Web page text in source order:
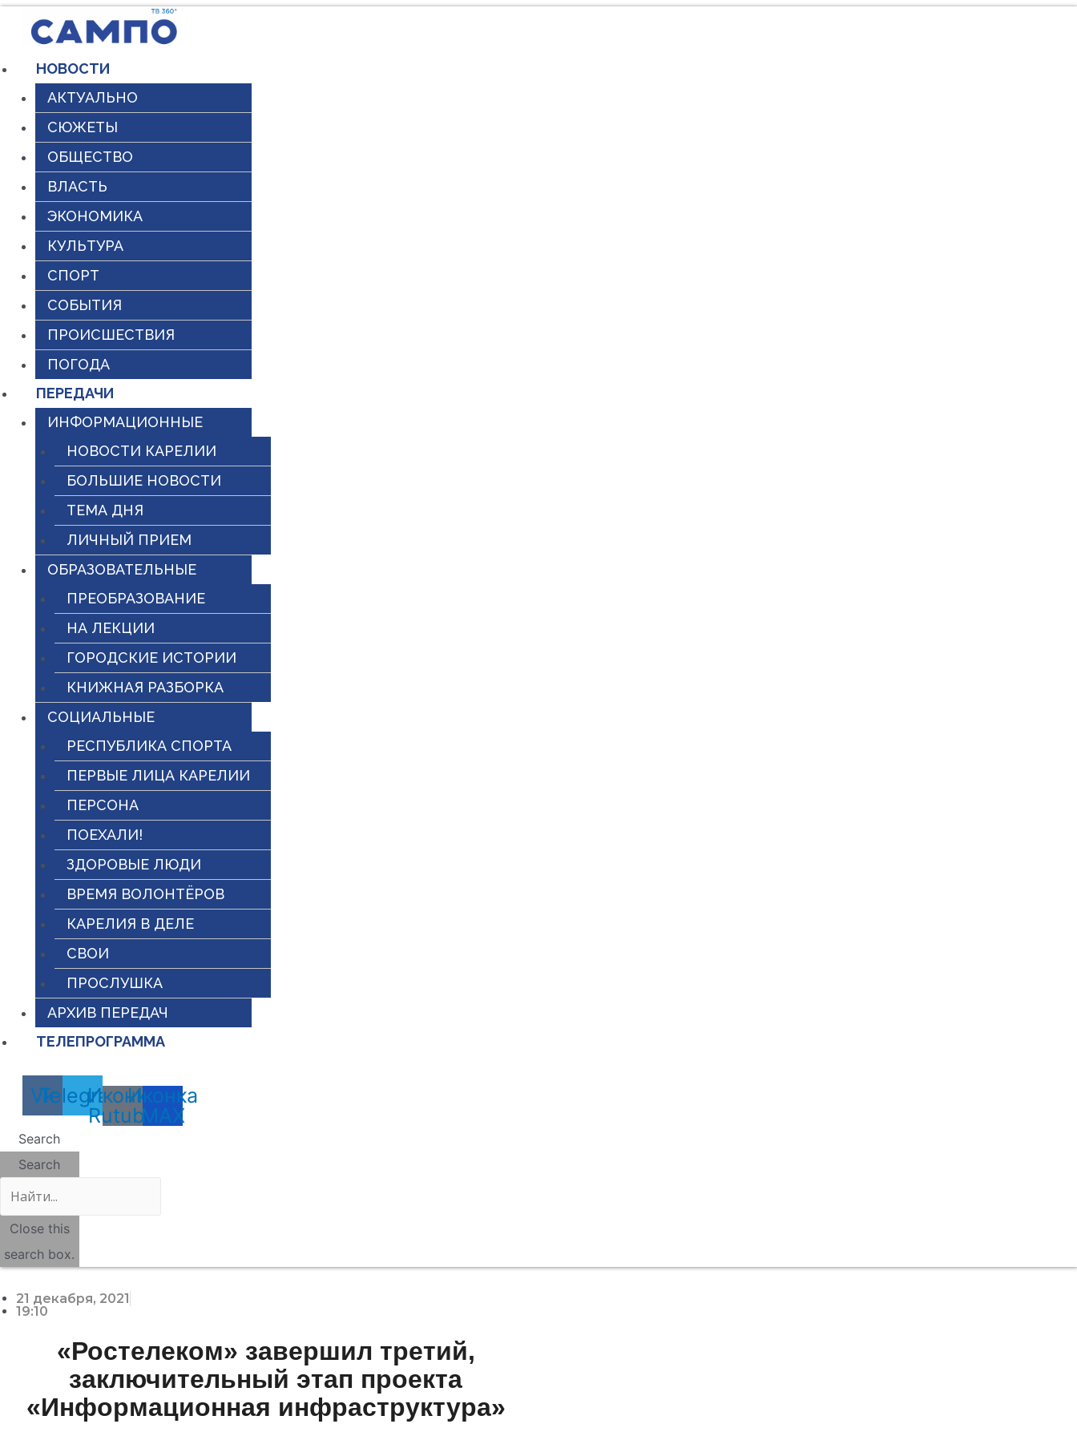
Перейти
содержимому
НОВОСТИ
АКТУАЛЬНО
СЮЖЕТЫ
ОБЩЕСТВО
ВЛАСТЬ
ЭКОНОМИКА
КУЛЬТУРА
СПОРТ
СОБЫТИЯ
ПРОИСШЕСТВИЯ
ПОГОДА
ПЕРЕДАЧИ
ИНФОРМАЦИОННЫЕ
НОВОСТИ КАРЕЛИИ
БОЛЬШИЕ НОВОСТИ
ТЕМА ДНЯ
ЛИЧНЫЙ ПРИЕМ
ОБРАЗОВАТЕЛЬНЫЕ
ПРЕОБРАЗОВАНИЕ
НА ЛЕКЦИИ
ГОРОДСКИЕ ИСТОРИИ
КНИЖНАЯ РАЗБОРКА
СОЦИАЛЬНЫЕ
РЕСПУБЛИКА СПОРТА
ПЕРВЫЕ ЛИЦА КАРЕЛИИ
ПЕРСОНА
ПОЕХАЛИ!
ЗДОРОВЫЕ ЛЮДИ
ВРЕМЯ ВОЛОНТЁРОВ
КАРЕЛИЯ В ДЕЛЕ
СВОИ
ПРОСЛУШКА
АРХИВ ПЕРЕДАЧ
ТЕЛЕПРОГРАММА
Vk
Telegram
Иконка
Rutube
Иконка
MAX
Search
Search
Close this
search box.
21 декабря, 2021
19:10
«Ростелеком» завершил третий,
заключительный этап проекта
«Информационная инфраструктура»